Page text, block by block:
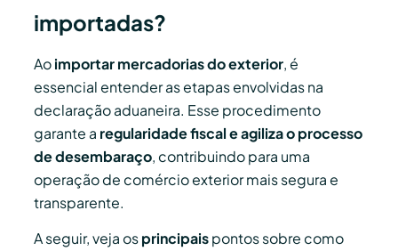
importadas?
Aoimportar mercadorias do exterior, é
essencial entender as etapas envolvidas na
declaração aduaneira. Esse procedimento
garante a regularidade fiscal e agiliza o processo
de desembaraço, contribuindo para uma
operação de comércio exterior mais segura e
transparente.
A seguir, veja osprincipaispontos sobre como